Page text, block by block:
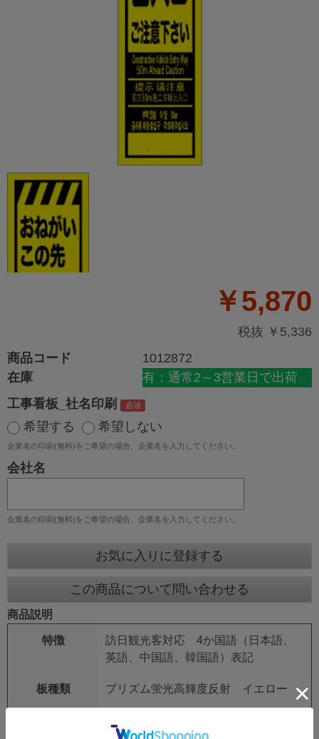
￥5,870
税抜 ￥5,336
商品コード
1012872
在庫
有：通常2～3営業日で出荷
工事看板_社名印刷
希望する
希望しない
企業名の印刷(無料)をご希望の場合、企業名を入力してください。
会社名
企業名の印刷(無料)をご希望の場合、企業名を入力してください。
お気に入りに登録する
この商品について問い合わせる
商品説明
特徴
訪日観光客対応 4か国語（日本語、
英語、中国語、韓国語）表記
板種類 プリズム蛍光高輝度反射 イエロー